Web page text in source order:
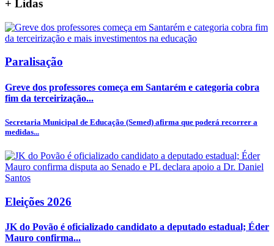
+ Lidas
Paralisação
Greve dos professores começa em Santarém e categoria cobra
fim da terceirização...
Secretaria Municipal de Educação (Semed) afirma que poderá recorrer a
medidas...
Eleições 2026
JK do Povão é oficializado candidato a deputado estadual; Éder
Mauro confirma...